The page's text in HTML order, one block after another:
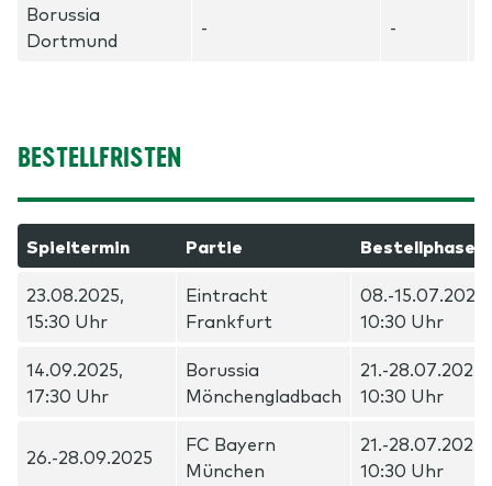
Borussia
Dortmund
- -
BESTELLFRISTEN
Spieltermin Partie
Bestellphase
23.08.2025,
15:30 Uhr
Eintracht
Frankfurt
08.-15.07.2025,
10:30 Uhr
14.09.2025,
17:30 Uhr
Borussia
Mönchengladbach
21.-28.07.2025,
10:30 Uhr
26.-28.09.2025
FC Bayern
München
21.-28.07.2025,
10:30 Uhr